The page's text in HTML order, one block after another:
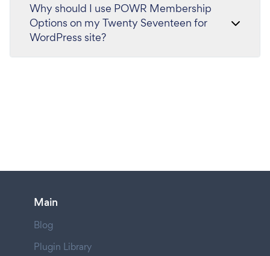
Why should I use POWR Membership
Options on my Twenty Seventeen for
WordPress site?
Main
Blog
Plugin Library